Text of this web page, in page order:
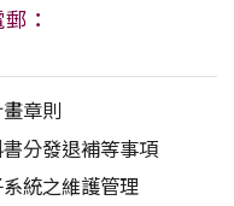
：
章則
分發退補等事項
統之維護管理